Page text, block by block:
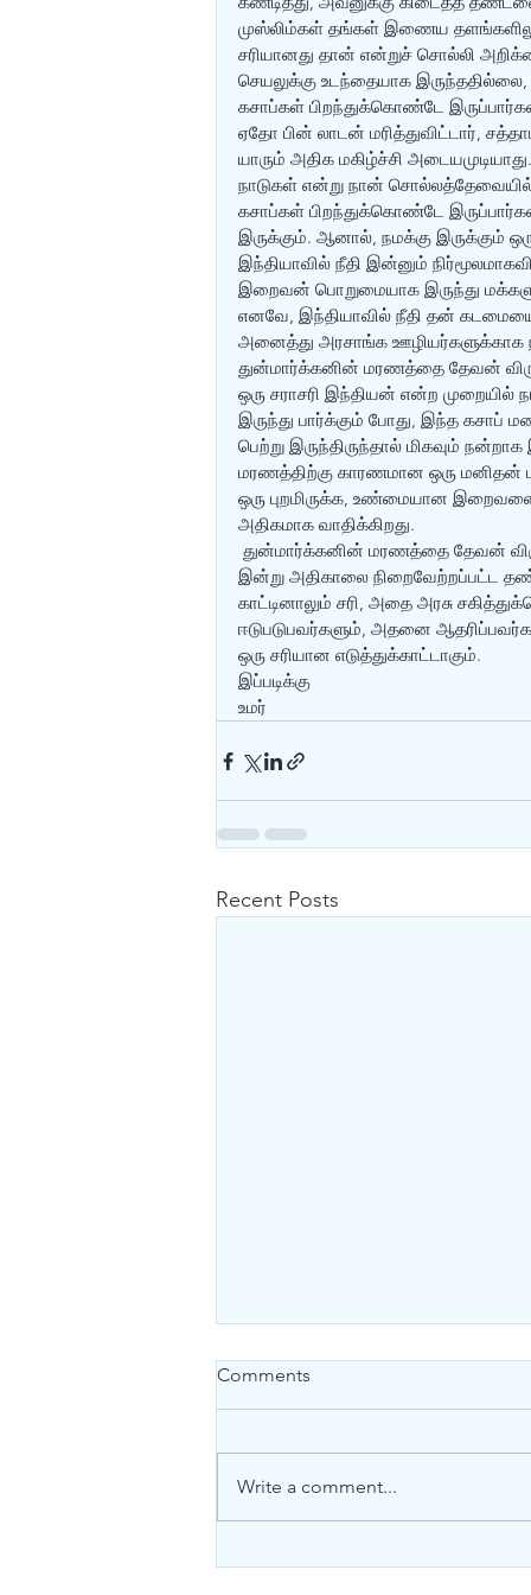
முஸ்லிம்கள் தங்கள் இணைய
சரியானது தான் என்றுச் சொல்லி
செயலுக்கு உடந்தையாக
கசாப்கள் பிறந்துக்கொண்டே
ஏதோ பின் லாடன் மரித்துவிட்டார்,
யாரும் அதிக மகிழ்ச்சி
நாடுகள் என்று நான்
கசாப்கள் பிறந்துக்கொண்டே
இருக்கும். ஆனால், நமக்கு
இந்தியாவில் நீதி இன்னும்
இறைவன் பொறுமையாக இருந்து
எனவே, இந்தியாவில் நீதி தன்
அனைத்து அரசாங்க ஊழியர்களுக்காக
துன்மார்க்கனின் மரணத்தை தேவன்
ஒரு சராசரி இந்தியன் என்ற
இருந்து பார்க்கும் போது, இந்த கசாப்
பெற்று இருந்திருந்தால் மிகவும்
மரணத்திற்கு காரணமான ஒரு மனிதன்
ஒரு புறமிருக்க, உண்மையான
அதிகமாக வாதிக்கிறது.
துன்மார்க்கனின் மரணத்தை தேவன்
இன்று அதிகாலை நிறைவேற்றப்பட்ட
காட்டினாலும் சரி, அதை அரசு
ஈடுபடுபவர்களும், அதனை
ஒரு சரியான எடுத்துக்காட்டாகும்.
இப்படிக்கு
உமர்
Recent Posts
Comments
Write a comment...